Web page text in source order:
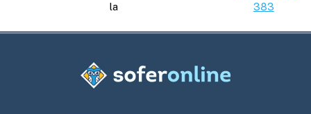
la
383